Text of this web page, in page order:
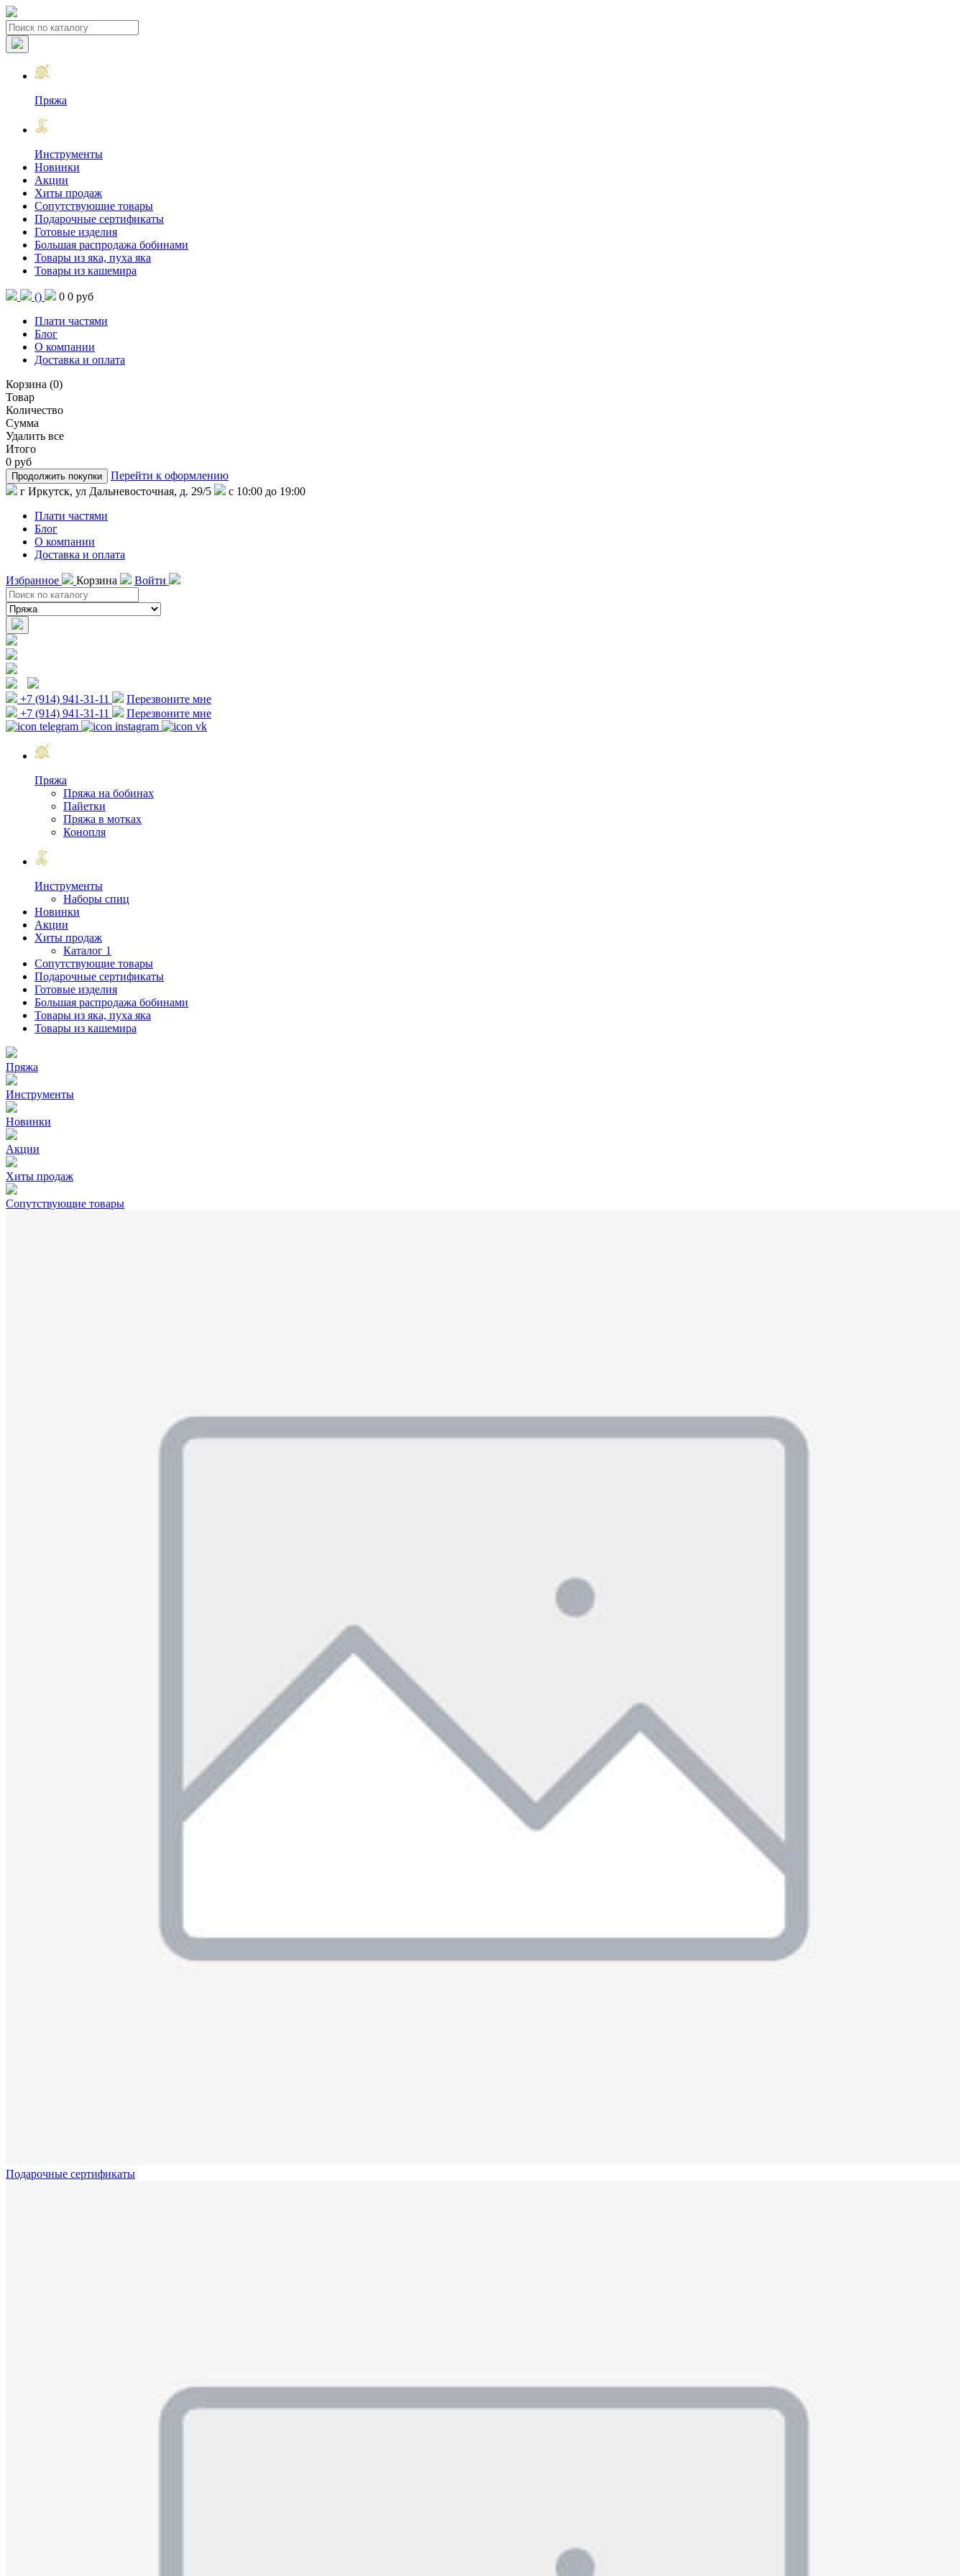
Пряжа
Инструменты
Новинки
Акции
Хиты продаж
Сопутствующие товары
Подарочные сертификаты
Готовые изделия
Большая распродажа бобинами
Товары из яка, пуха яка
Товары из кашемира
() 0 0 руб
Плати частями
Блог
О компании
Доставка и оплата
Корзина (0)
Товар
Количество
Сумма
Удалить все
Итого
0 руб
Продолжить покупки
Перейти к оформлению
г Иркутск, ул Дальневосточная, д. 29/5
с 10:00 до 19:00
Плати частями
Блог
О компании
Доставка и оплата
Избранное Корзина Войти
+7 (914) 941-31-11
Перезвоните мне
+7 (914) 941-31-11
Перезвоните мне
Пряжа
Пряжа на бобинах
Пайетки
Пряжа в мотках
Конопля
Инструменты
Наборы спиц
Новинки
Акции
Хиты продаж
Каталог 1
Сопутствующие товары
Подарочные сертификаты
Готовые изделия
Большая распродажа бобинами
Товары из яка, пуха яка
Товары из кашемира
Пряжа
Инструменты
Новинки
Акции
Хиты продаж
Сопутствующие товары
Подарочные сертификаты